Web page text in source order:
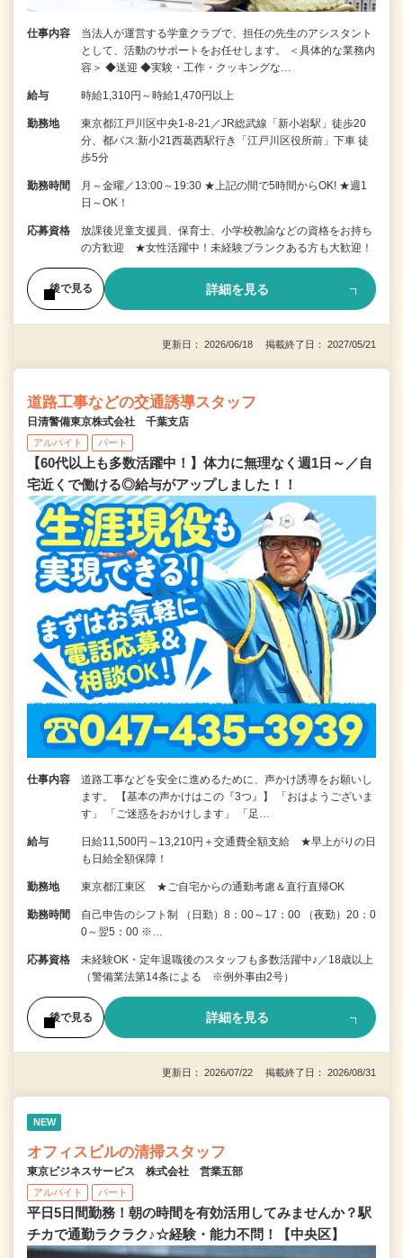
仕事内容
当法人が運営する学童クラブで、担任の先生のアシスタント
として、活動のサポートをお任せします。 ＜具体的な業務内
容＞ ◆送迎 ◆実験・工作・クッキングな…
給与 時給1,310円～時給1,470円以上
勤務地
東京都江戸川区中央1-8-21／JR総武線「新小岩駅」徒歩20
分、都バス:新小21西葛西駅行き「江戸川区役所前」下車 徒
歩5分
勤務時間
月～金曜／13:00～19:30 ★上記の間で5時間からOK! ★週1
日～OK！
応募資格
放課後児童支援員、保育士、小学校教諭などの資格をお持ち
の方歓迎 ★女性活躍中！未経験ブランクある方も大歓迎！
後で見る 詳細を見る
更新日： 2026/06/18 掲載終了日： 2027/05/21
道路工事などの交通誘導スタッフ
日清警備東京株式会社 千葉支店
アルバイト パート
【60代以上も多数活躍中！】体力に無理なく週1日～／自
宅近くで働ける◎給与がアップしました！！
仕事内容
道路工事などを安全に進めるために、声かけ誘導をお願いし
ます。 【基本の声かけはこの『3つ』】 「おはようございま
す」 「ご迷惑をおかけします」 「足…
給与
日給11,500円～13,210円＋交通費全額支給 ★早上がりの日
も日給全額保障！
勤務地 東京都江東区 ★ご自宅からの通勤考慮＆直行直帰OK
勤務時間
自己申告のシフト制 （日勤）8：00～17：00 （夜勤）20：0
0～翌5：00 ※…
応募資格
未経験OK・定年退職後のスタッフも多数活躍中♪／18歳以上
（警備業法第14条による ※例外事由2号）
後で見る 詳細を見る
更新日： 2026/07/22 掲載終了日： 2026/08/31
NEW
オフィスビルの清掃スタッフ
東京ビジネスサービス 株式会社 営業五部
アルバイト パート
平日5日間勤務！朝の時間を有効活用してみませんか？駅
チカで通勤ラクラク♪☆経験・能力不問！【中央区】